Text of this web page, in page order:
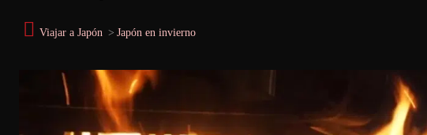
Viajar a Japón > Japón en invierno